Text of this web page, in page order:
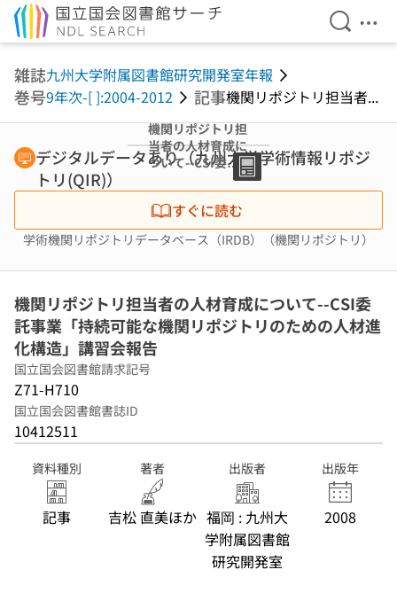
検索を
メ
雑誌九州大学附属図書館研究開発室年報
巻号9年次-[ ]:2004-2012 記事機関リポジトリ担当者...
機関リポジトリ担
当者の人材育成に
ついて--CSI委託
事業「持続可能な
機関リポジトリの
ための人材進化構
造」講習会報告
デジタルデータあり（九州大学学術情報リポジ
トリ(QIR)）
すぐに読む
学術機関リポジトリデータベース（IRDB）（機関リポジトリ）
機関リポジトリ担当者の人材育成について--CSI委
託事業「持続可能な機関リポジトリのための人材進
化構造」講習会報告
国立国会図書館請求記号
Z71-H710
国立国会図書館書誌ID
10412511
資料種別
記事
著者
吉松 直美ほか
出版者
福岡 : 九州大
学附属図書館
研究開発室
出版年
2008